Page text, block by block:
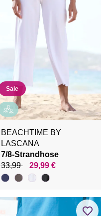
Sale
BEACHTIME BY
LASCANA
7/8-Strandhose
33,99
29,99 €